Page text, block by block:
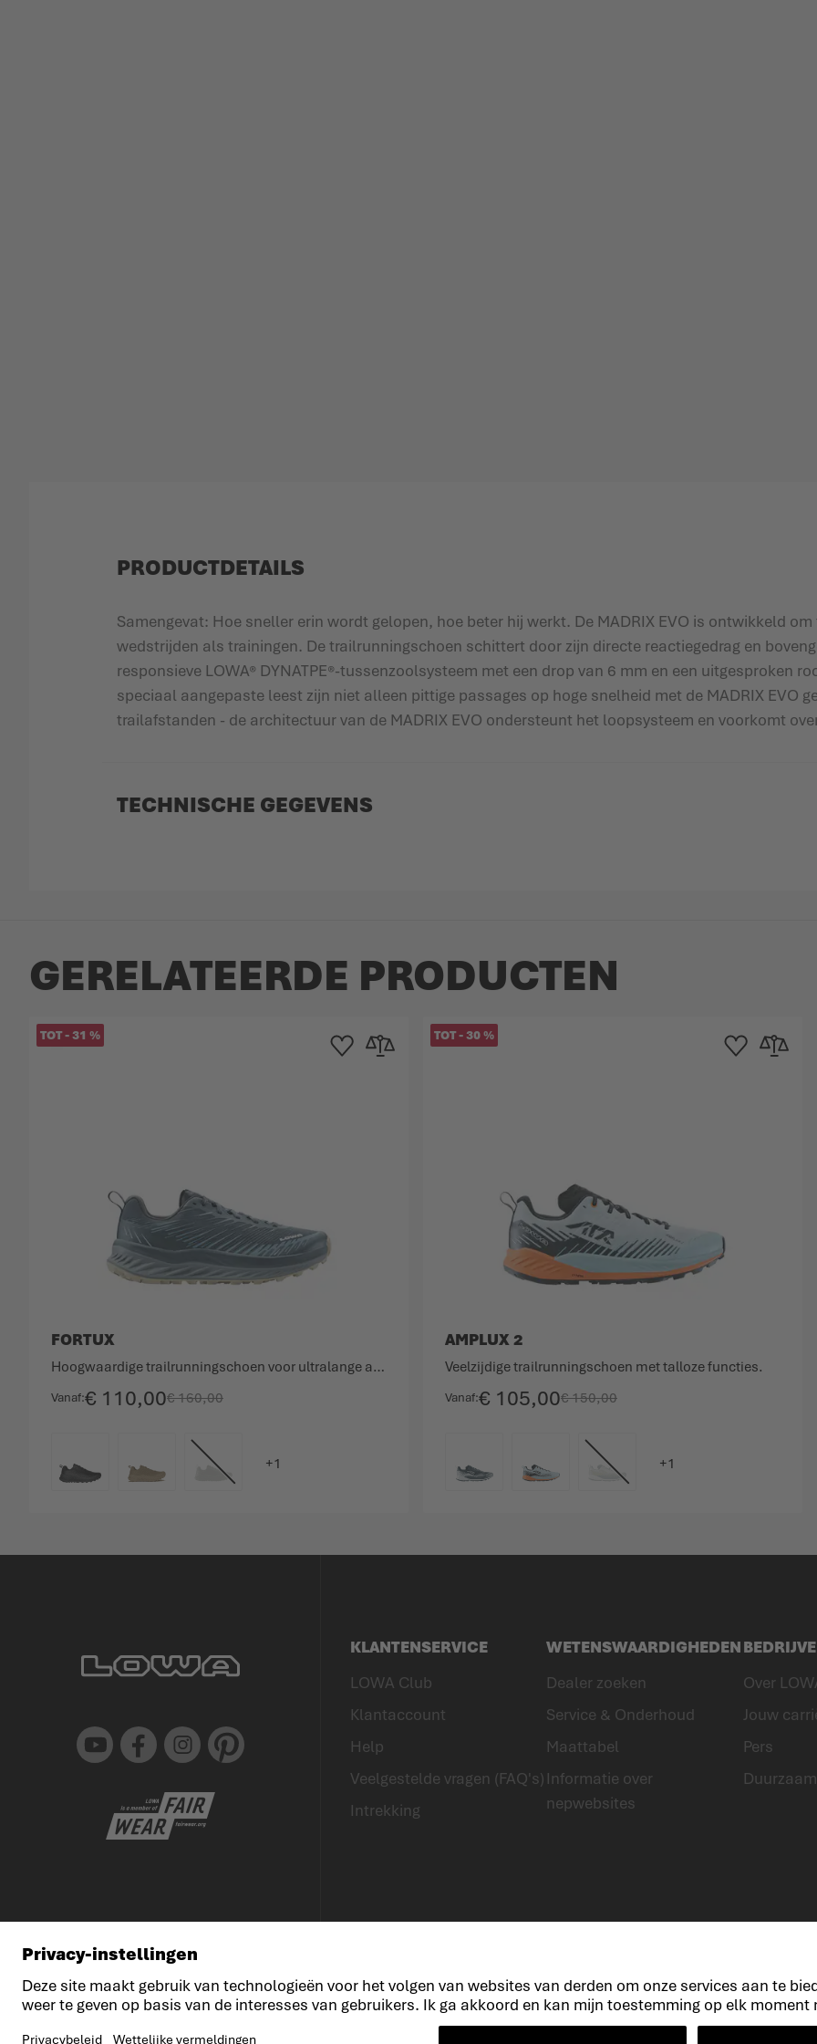
PRODUCTDETAILS
Samengevat: Hoe sneller erin wordt gelopen, hoe beter hij werkt. De MADRIX EVO is ontwikkeld
wedstrijden als trainingen. De trailrunningschoen schittert door zijn directe reactiegedrag en
responsieve LOWA® DYNATPE®-tussenzoolsysteem met een drop van 6 mm en een uitgesproken
speciaal aangepaste leest zijn niet alleen pittige passages op hoge snelheid met de MADRIX EVO
trailafstanden - de architectuur van de MADRIX EVO ondersteunt het loopsysteem en voorkomt
TECHNISCHE GEGEVENS
GERELATEERDE PRODUCTEN
TOT-31 %
Vanaf € 110,00€ 160,00
FORTUX
KLEURCODE
Hoogwaardige trailrunningschoen voor ultralange afstanden.
Toevoegen aan verlanglijst
Toevoegen om te vergelijken
TOT-30%
Vanaf € 105,00€ 150,00
AMPLUX 2
KLEURCODE
Veelzijdige trailrunningschoen met talloze functies.
Toevoegen aan
Toevoegen
Youtube Facebook Instagram Pinterest
KLANTENSERVICE
LOWA Club
Klantaccount
Help
Veelgestelde vragen (FAQ's)
Intrekking
WETENSWAARDIGHEDEN
Dealer zoeken
Service & Onderhoud
Maattabel
Informatie over
nepwebsites
Over
Jouw
Pers